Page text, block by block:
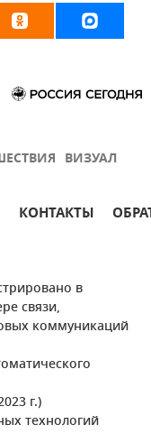
ВИЗУАЛ
КОНТАКТЫ
в
связи,
коммуникаций
г.)
технологий